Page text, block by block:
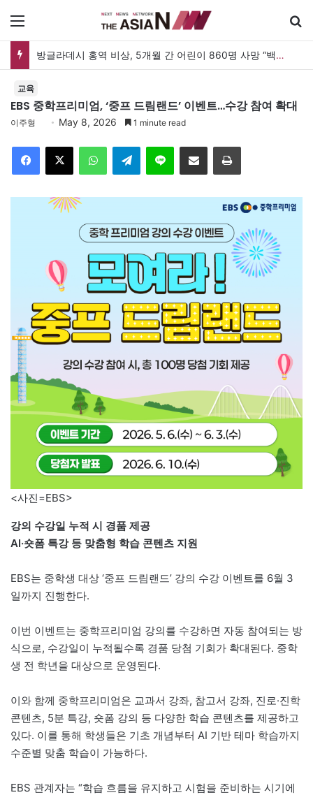
메뉴
방글라데시 홍역 비상, 5개월 간 어린이 860명 사망 “백신 조달 시스템 변경이 화근”
교육
EBS 중학프리미엄, ‘중프 드림랜드’ 이벤트…수강 참여 확대
이주형 May 8, 2026 1 minute read
Facebook
X WhatsAppTelegramLine 이메일 인쇄
<사진=EBS>
강의 수강일 누적 시 경품 제공
AI·숏폼 특강 등 맞춤형 학습 콘텐츠 지원
EBS는 중학생 대상 ‘중프 드림랜드’ 강의 수강 이벤트를 6월 3
일까지 진행한다.
이번 이벤트는 중학프리미엄 강의를 수강하면 자동 참여되는 방
식으로, 수강일이 누적될수록 경품 당첨 기회가 확대된다. 중학
생 전 학년을 대상으로 운영된다.
이와 함께 중학프리미엄은 교과서 강좌, 참고서 강좌, 진로·진학
콘텐츠, 5분 특강, 숏폼 강의 등 다양한 학습 콘텐츠를 제공하고
있다. 이를 통해 학생들은 기초 개념부터 AI 기반 테마 학습까지
수준별 맞춤 학습이 가능하다.
EBS 관계자는 “학습 흐름을 유지하고 시험을 준비하는 시기에